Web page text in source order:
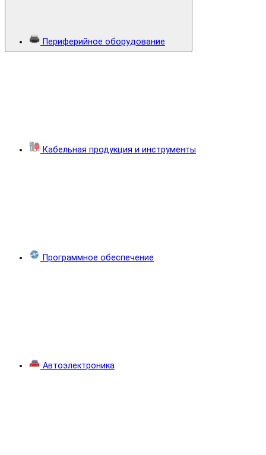
Периферийное оборудование
Кабельная продукция и инструменты
Программное обеспечение
Автоэлектроника